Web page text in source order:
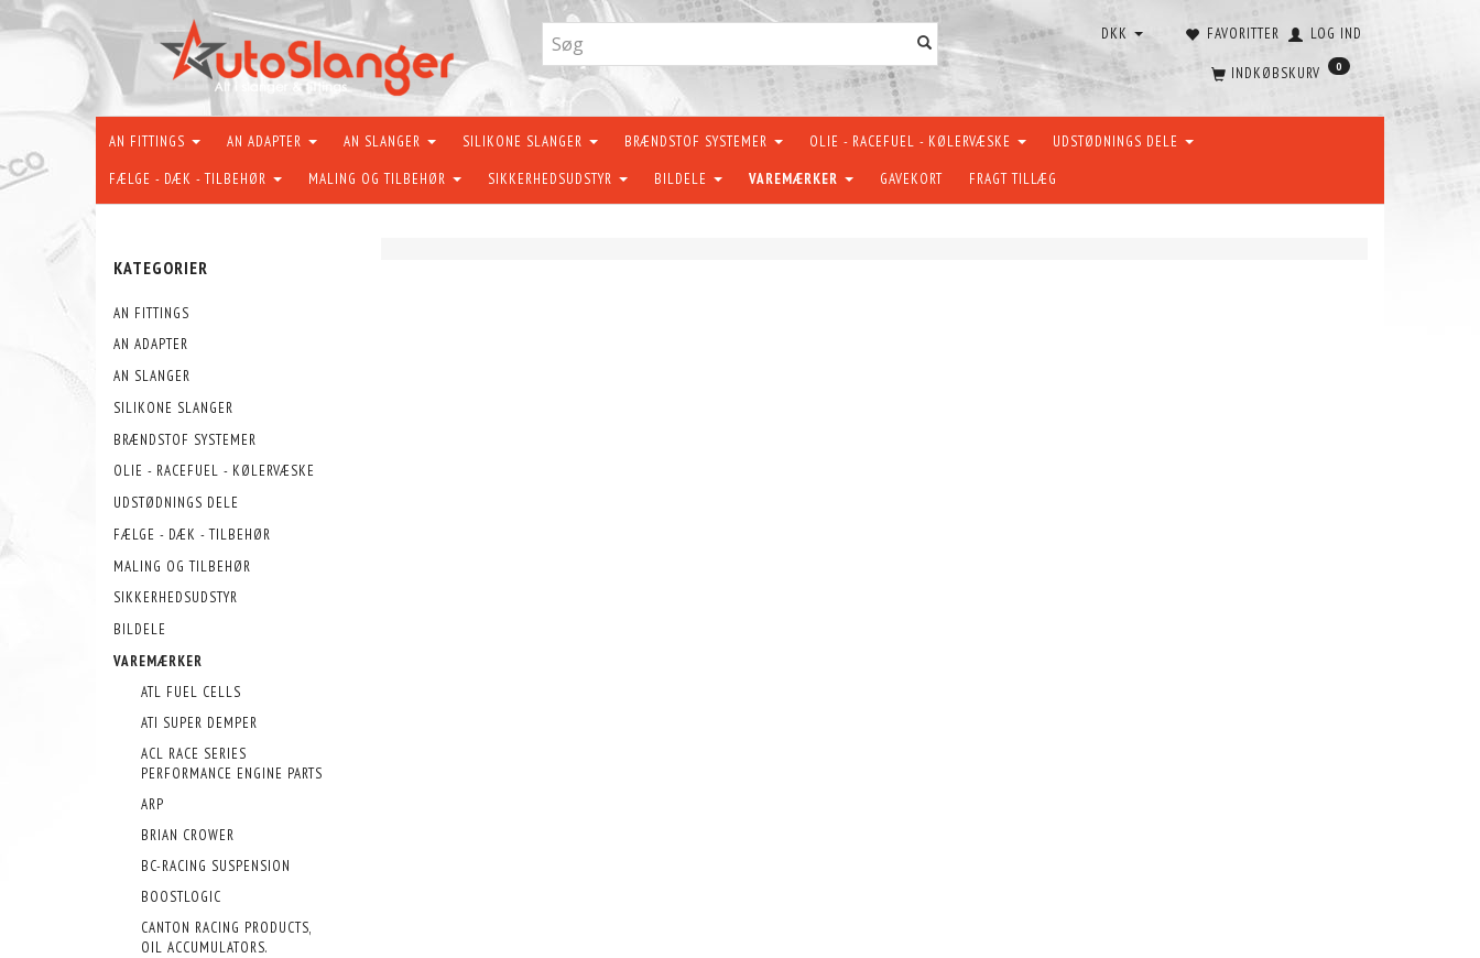
FAVORITTER LOG IND
DKK
INDKØBSKURV 0
AN FITTINGS AN ADAPTER AN SLANGER SILIKONE SLANGER BRÆNDSTOF SYSTEMER OLIE - RACEFUEL - KØLERVÆSKE UDSTØDNINGS DELE
FÆLGE - DÆK - TILBEHØR MALING OG TILBEHØR SIKKERHEDSUDSTYR BILDELE VAREMÆRKER GAVEKORT FRAGT TILLÆG
KATEGORIER
AN FITTINGS
AN ADAPTER
AN SLANGER
SILIKONE SLANGER
BRÆNDSTOF SYSTEMER
OLIE - RACEFUEL - KØLERVÆSKE
UDSTØDNINGS DELE
FÆLGE - DÆK - TILBEHØR
MALING OG TILBEHØR
SIKKERHEDSUDSTYR
BILDELE
VAREMÆRKER
ATL FUEL CELLS
ATI SUPER DEMPER
ACL RACE SERIES
PERFORMANCE ENGINE PARTS
ARP
BRIAN CROWER
BC-RACING SUSPENSION
BOOSTLOGIC
CANTON RACING PRODUCTS,
OIL ACCUMULATORS.